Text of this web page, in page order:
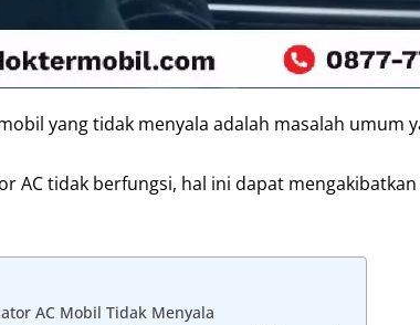
yang tidak menyala adalah masalah umum
AC tidak berfungsi, hal ini dapat
AC Mobil Tidak Menyala